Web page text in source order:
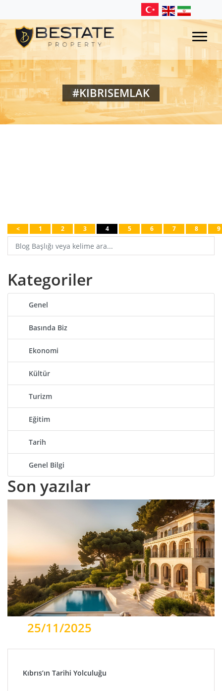
#KIBRISEMLAK
< 1 2 3 4 5 6 7 8 9
Kategoriler
Genel
Basında Biz
Ekonomi
Kültür
Turizm
Eğitim
Tarih
Genel Bilgi
Son yazılar
25/11/2025
Kıbrıs’ın Tarihi Yolculuğu